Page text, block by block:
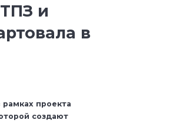
и
в
проекта
создают